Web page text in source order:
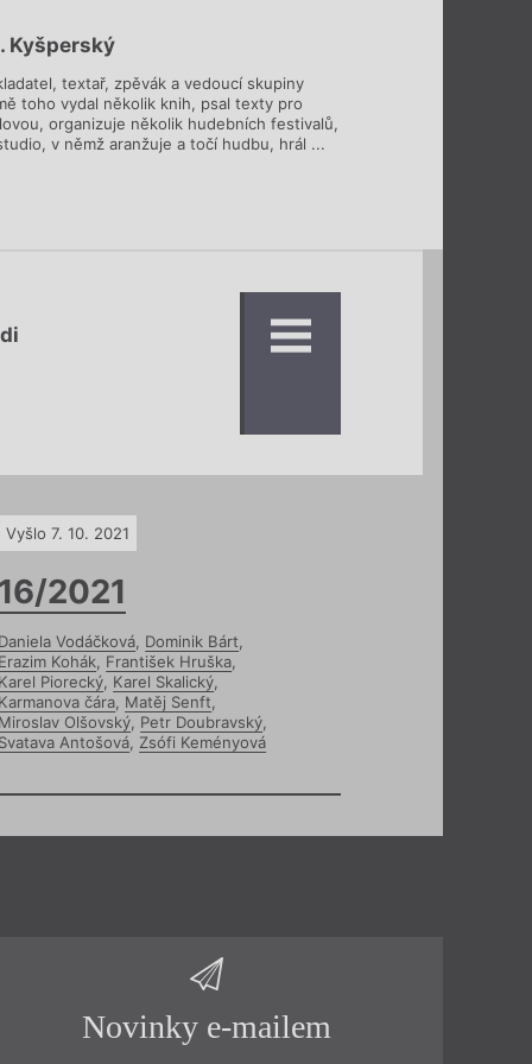
Kyšperský
textař, zpěvák a vedoucí skupiny
toho vydal několik knih, psal texty pro
organizuje několik hudebních festivalů,
v němž aranžuje a točí hudbu, hrál ...
Vyšlo 7. 10. 2021
2021
Vodáčková, Dominik Bárt,
Kohák, František Hruška,
Piorecký, Karel Skalický,
čára, Matěj Senft,
Olšovský, Petr Doubravský,
Antošová, Zsófi Keményová
Novinky e-mailem